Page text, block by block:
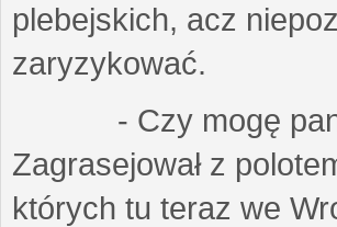
plebejskich, acz
zaryzykować.
- Czy mogę pani
Zagrasejował z
których tu teraz we